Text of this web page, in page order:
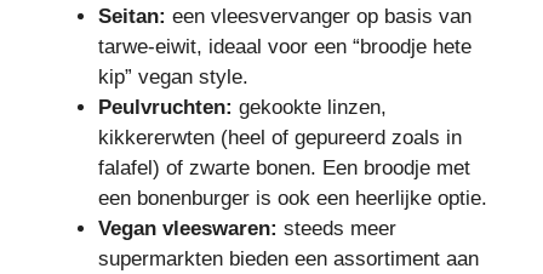
Seitan: een vleesvervanger op basis van
tarwe-eiwit, ideaal voor een “broodje hete
kip” vegan style.
Peulvruchten: gekookte linzen,
kikkererwten (heel of gepureerd zoals in
falafel) of zwarte bonen. Een broodje met
een bonenburger is ook een heerlijke optie.
Vegan vleeswaren: steeds meer
supermarkten bieden een assortiment aan